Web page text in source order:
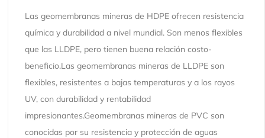
Las geomembranas mineras de HDPE ofrecen resistencia
química y durabilidad a nivel mundial. Son menos flexibles
que las LLDPE, pero tienen buena relación costo-
beneficio.Las geomembranas mineras de LLDPE son
flexibles, resistentes a bajas temperaturas y a los rayos
UV, con durabilidad y rentabilidad
impresionantes.Geomembranas mineras de PVC son
conocidas por su resistencia y protección de aguas